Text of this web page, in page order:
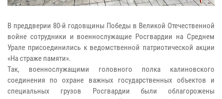
В преддверии 80-й годовщины Победы в Великой Отечественной
войне сотрудники и военнослужащие Росгвардии на Среднем
Урале присоединились к ведомственной патриотической акции
«На страже памяти».
Так, военнослужащими головного полка калиновского
соединения по охране важных государственных объектов и
специальных грузов Росгвардии были облагорожены